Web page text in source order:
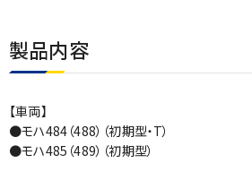
製品内容
【車両】
●モハ484（488）（初期型・T）
●モハ485（489）（初期型）